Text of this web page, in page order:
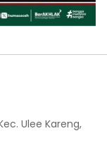
Ulee Kareng,